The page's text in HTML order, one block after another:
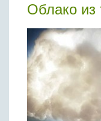
Облако из